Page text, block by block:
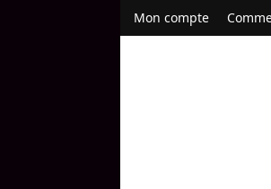
Mon compte